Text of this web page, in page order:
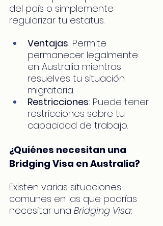
del país o simplemente
regularizar tu estatus.
Ventajas: Permite
permanecer legalmente
en Australia mientras
resuelves tu situación
migratoria.
Restricciones: Puede tener
restricciones sobre tu
capacidad de trabajo.
¿Quiénes necesitan una
Bridging Visa en Australia?
Existen varias situaciones
comunes en las que podrías
necesitar una Bridging Visa: